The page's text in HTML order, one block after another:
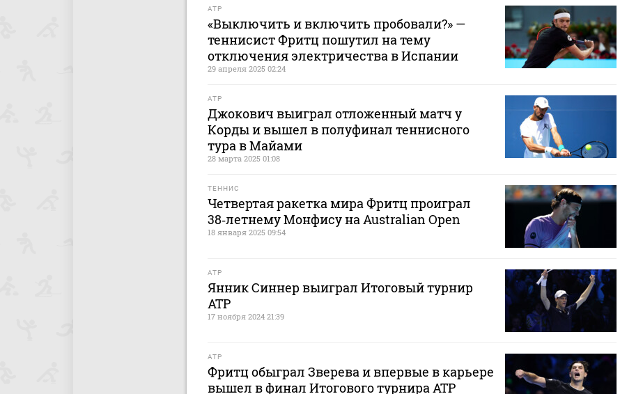
ATP
«Выключить и включить пробовали?» —
теннисист Фритц пошутил на тему
отключения электричества в Испании
29 апреля 2025 02:24
ATP
Джокович выиграл отложенный матч у
Корды и вышел в полуфинал теннисного
тура в Майами
28 марта 2025 01:08
ТЕННИС
Четвертая ракетка мира Фритц проиграл
38‑летнему Монфису на Australian Open
18 января 2025 09:54
ATP
Янник Синнер выиграл Итоговый турнир
ATP
17 ноября 2024 21:39
ATP
Фритц обыграл Зверева и впервые в карьере
вышел в финал Итогового турнира ATP